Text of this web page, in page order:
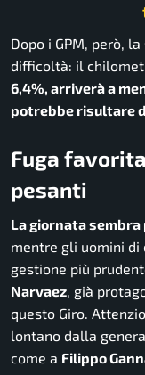
Dopo i GPM, però,
difficoltà: il
6,4%, arriverà a
potrebbe risultare
Fuga
pesanti
La giornata
mentre gli uomini di
gestione più
Narvaez, già
questo Giro.
lontano dalla
come a Filippo